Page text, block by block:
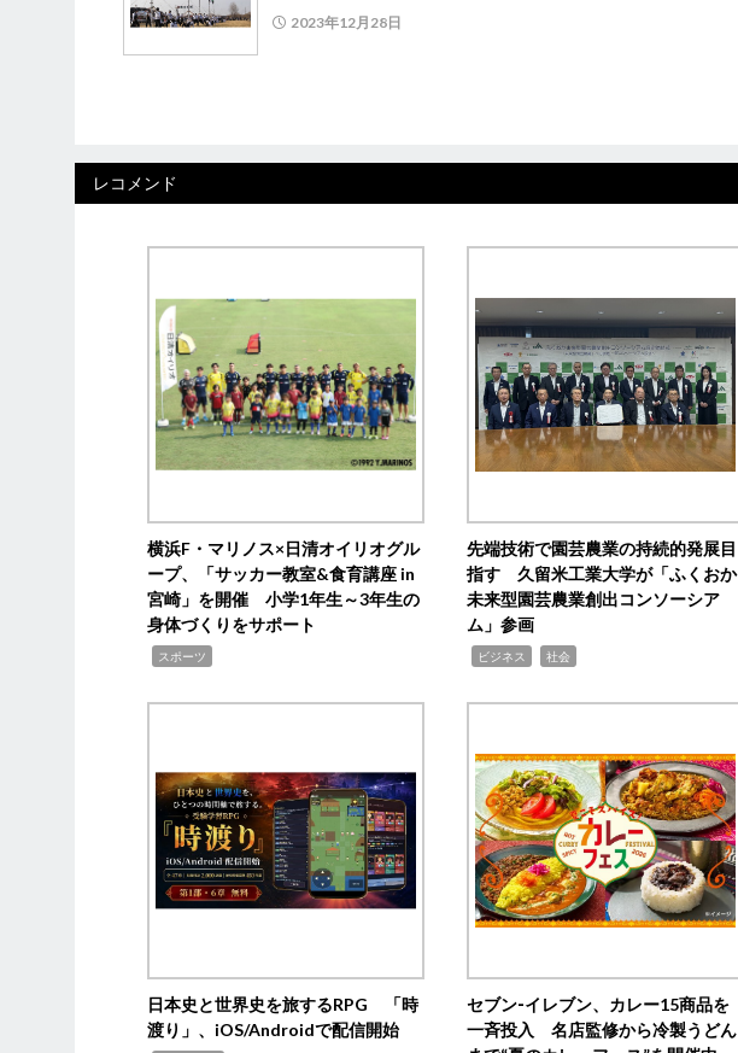
2023年12月28日
レコメンド
横浜F・マリノス×日清オイリオグル
ープ、「サッカー教室&食育講座 in
宮崎」を開催 小学1年生～3年生の
身体づくりをサポート
スポーツ
先端技術で園芸農業の持続的発展目
指す 久留米工業大学が「ふくおか
未来型園芸農業創出コンソーシア
ム」参画
ビジネス 社会
日本史と世界史を旅するRPG 「時
渡り」、iOS/Androidで配信開始
セブン‐イレブン、カレー15商品を
一斉投入 名店監修から冷製うどん